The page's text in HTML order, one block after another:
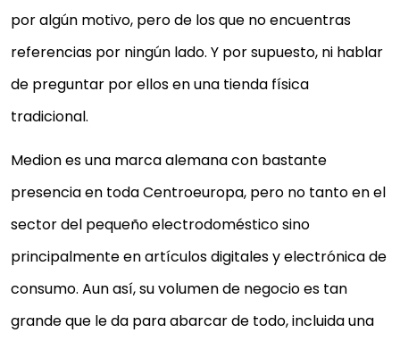
por algún motivo, pero de los que no encuentras
referencias por ningún lado. Y por supuesto, ni hablar
de preguntar por ellos en una tienda física
tradicional.
Medion es una marca alemana con bastante
presencia en toda Centroeuropa, pero no tanto en el
sector del pequeño electrodoméstico sino
principalmente en artículos digitales y electrónica de
consumo. Aun así, su volumen de negocio es tan
grande que le da para abarcar de todo, incluida una